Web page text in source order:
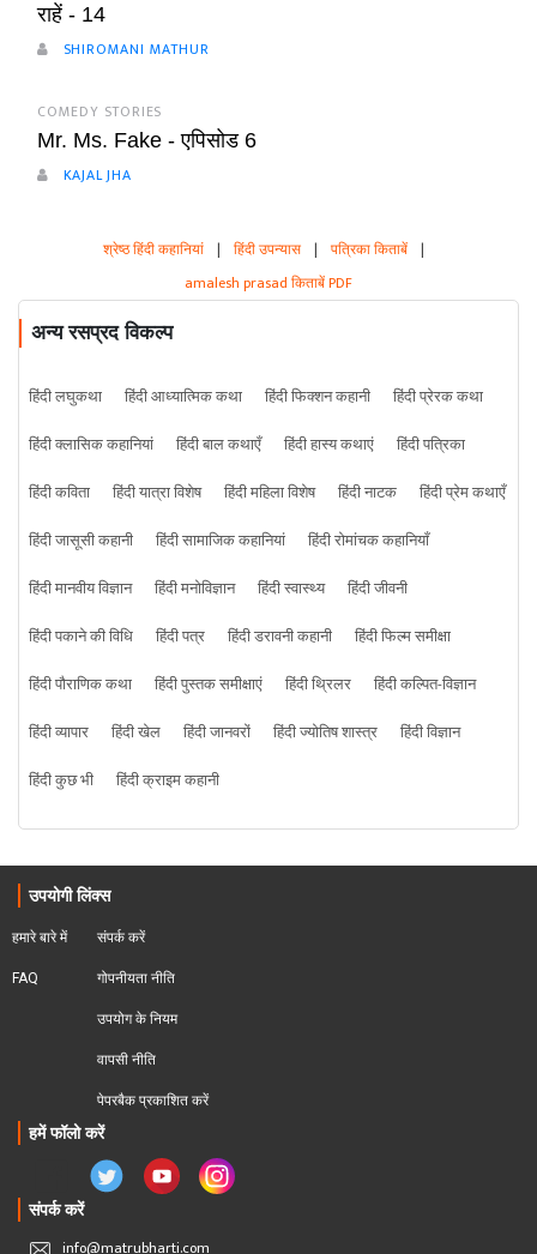
राहें - 14
SHIROMANI MATHUR
COMEDY STORIES
Mr. Ms. Fake - एपिसोड 6
KAJAL JHA
श्रेष्ठ हिंदी कहानियां | हिंदी उपन्यास | पत्रिका किताबें |
amalesh prasad किताबें PDF
अन्य रसप्रद विकल्प
हिंदी लघुकथा हिंदी आध्यात्मिक कथा हिंदी फिक्शन कहानी
हिंदी प्रेरक कथा
हिंदी क्लासिक कहानियां
हिंदी बाल कथाएँ हिंदी हास्य कथाएं
हिंदी पत्रिका
हिंदी कविता
हिंदी यात्रा विशेष हिंदी महिला विशेष हिंदी नाटक
हिंदी प्रेम कथाएँ
हिंदी जासूसी कहानी
हिंदी सामाजिक कहानियां
हिंदी रोमांचक कहानियाँ
हिंदी मानवीय विज्ञान
हिंदी मनोविज्ञान हिंदी स्वास्थ्य
हिंदी जीवनी
हिंदी पकाने की विधि
हिंदी पत्र हिंदी डरावनी कहानी
हिंदी फिल्म समीक्षा
हिंदी पौराणिक कथा
हिंदी पुस्तक समीक्षाएं हिंदी थ्रिलर
हिंदी कल्पित-विज्ञान
हिंदी व्यापार
हिंदी खेल हिंदी जानवरों हिंदी ज्योतिष शास्त्र
हिंदी विज्ञान
हिंदी कुछ भी
हिंदी क्राइम कहानी
उपयोगी लिंक्स
हमारे बारे में
FAQ
संपर्क करें
गोपनीयता नीति
उपयोग के नियम
वापसी नीति
पेपरबैक प्रकाशित करें
हमें फॉलो करें
संपर्क करें
info@matrubharti.com